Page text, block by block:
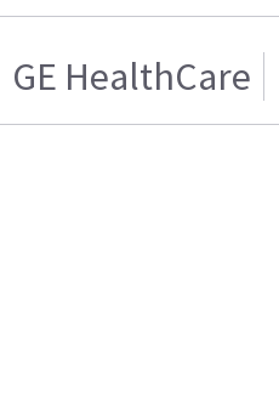
GE HealthCare